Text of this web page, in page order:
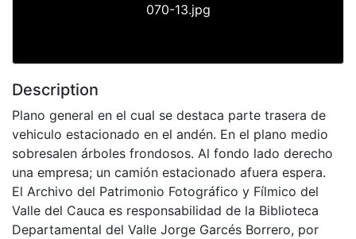
070-13.jpg
Description
Plano general en el cual se destaca parte trasera de
vehiculo estacionado en el andén. En el plano medio
sobresalen árboles frondosos. Al fondo lado derecho
una empresa; un camión estacionado afuera espera.
El Archivo del Patrimonio Fotográfico y Fílmico del
Valle del Cauca es responsabilidad de la Biblioteca
Departamental del Valle Jorge Garcés Borrero, por